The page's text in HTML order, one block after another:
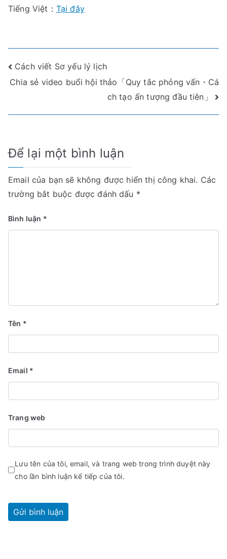
Tiếng Việt： Tại đây
Điều
hướng
bài
Cách viết Sơ yếu lý lịch
Chia sẻ video buổi hội thảo「Quy tắc phỏng vấn・Cá
ch tạo ấn tượng đầu tiên」
Để lại một bình luận
Email của bạn sẽ không được hiển thị công khai. Các
trường bắt buộc được đánh dấu *
Bình luận *
Tên *
Email *
Trang web
Lưu tên của tôi, email, và trang web trong trình duyệt này
cho lần bình luận kế tiếp của tôi.